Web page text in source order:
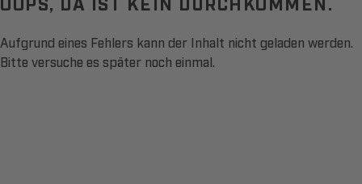
Aufgrund eines Fehlers kann der Inhalt nicht geladen werden.
Bitte versuche es später noch einmal.